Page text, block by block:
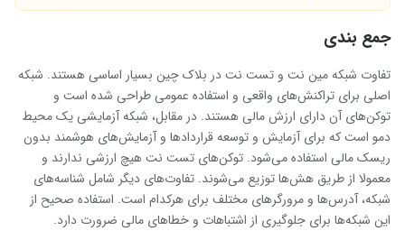
جمع بندی
تفاوت شبکه مین نت و تست نت در بلاک چین بسیار اساسی هستند. شبکه
اصلی برای تراکنش‌های واقعی و استفاده عمومی طراحی شده است و
توکن‌های آن دارای ارزش مالی هستند. در مقابل، شبکه آزمایشی یک محیط
دمو است که برای آزمایش و توسعه قراردادها و آزمایش‌های هوشمند بدون
ریسک مالی استفاده می‌شود. توکن‌های تست نت هیچ ارزشی ندارند و
معمولا از طریق هش‌ها توزیع می‌شوند. تفاوت‌های دیگر شامل شناسه‌های
شبکه، آدرس‌ها و مرورگرهای مختلف برای هرکدام است. استفاده صحیح از
این شبکه‌ها برای جلوگیری از اشتباهات و خطاهای مالی ضرورت دارد.